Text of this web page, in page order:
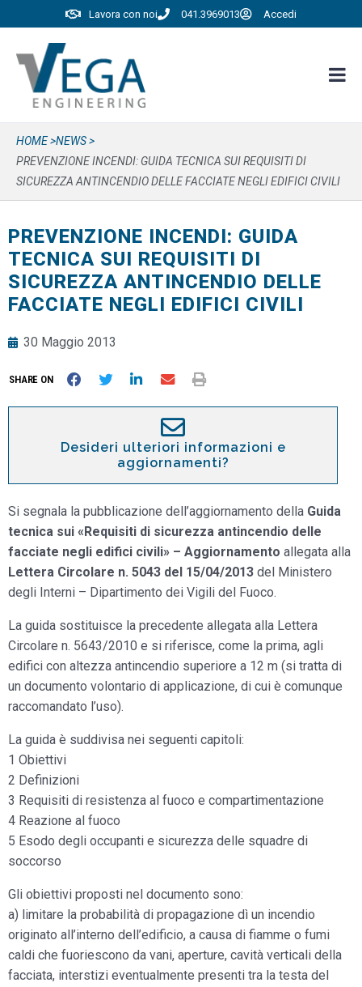
Lavora con noi 041.3969013 Accedi
HOME >NEWS >
PREVENZIONE INCENDI: GUIDA TECNICA SUI REQUISITI DI
SICUREZZA ANTINCENDIO DELLE FACCIATE NEGLI EDIFICI CIVILI
PREVENZIONE INCENDI: GUIDA
TECNICA SUI REQUISITI DI
SICUREZZA ANTINCENDIO DELLE
FACCIATE NEGLI EDIFICI CIVILI
30 Maggio 2013
SHARE ON
Desideri ulteriori informazioni e
aggiornamenti?
Si segnala la pubblicazione dell’aggiornamento della Guida
tecnica sui «Requisiti di sicurezza antincendio delle
facciate negli edifici civili» – Aggiornamento allegata alla
Lettera Circolare n. 5043 del 15/04/2013 del Ministero
degli Interni – Dipartimento dei Vigili del Fuoco.
La guida sostituisce la precedente allegata alla Lettera
Circolare n. 5643/2010 e si riferisce, come la prima, agli
edifici con altezza antincendio superiore a 12 m (si tratta di
un documento volontario di applicazione, di cui è comunque
raccomandato l’uso).
La guida è suddivisa nei seguenti capitoli:
1 Obiettivi
2 Definizioni
3 Requisiti di resistenza al fuoco e compartimentazione
4 Reazione al fuoco
5 Esodo degli occupanti e sicurezza delle squadre di
soccorso
Gli obiettivi proposti nel documento sono:
a) limitare la probabilità di propagazione dì un incendio
originato all’interno dell’edificio, a causa di fiamme o fumi
caldi che fuoriescono da vani, aperture, cavità verticali della
facciata, interstizi eventualmente presenti tra la testa del